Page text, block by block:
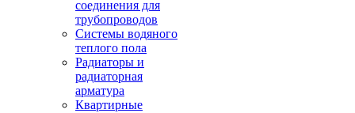
соединения для
трубопроводов
Системы водяного
теплого пола
Радиаторы и
радиаторная
арматура
Квартирные